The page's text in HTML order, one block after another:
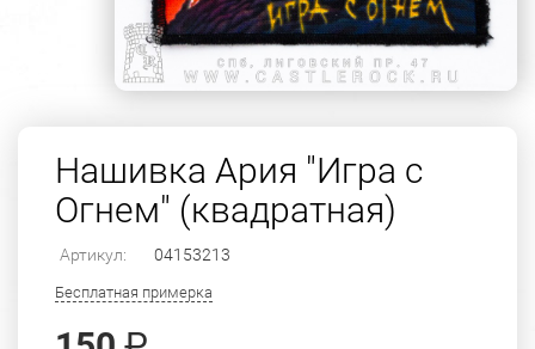
Нашивка Ария "Игра с
Огнем" (квадратная)
Артикул: 04153213
Бесплатная примерка